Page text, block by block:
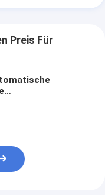
Preis Für